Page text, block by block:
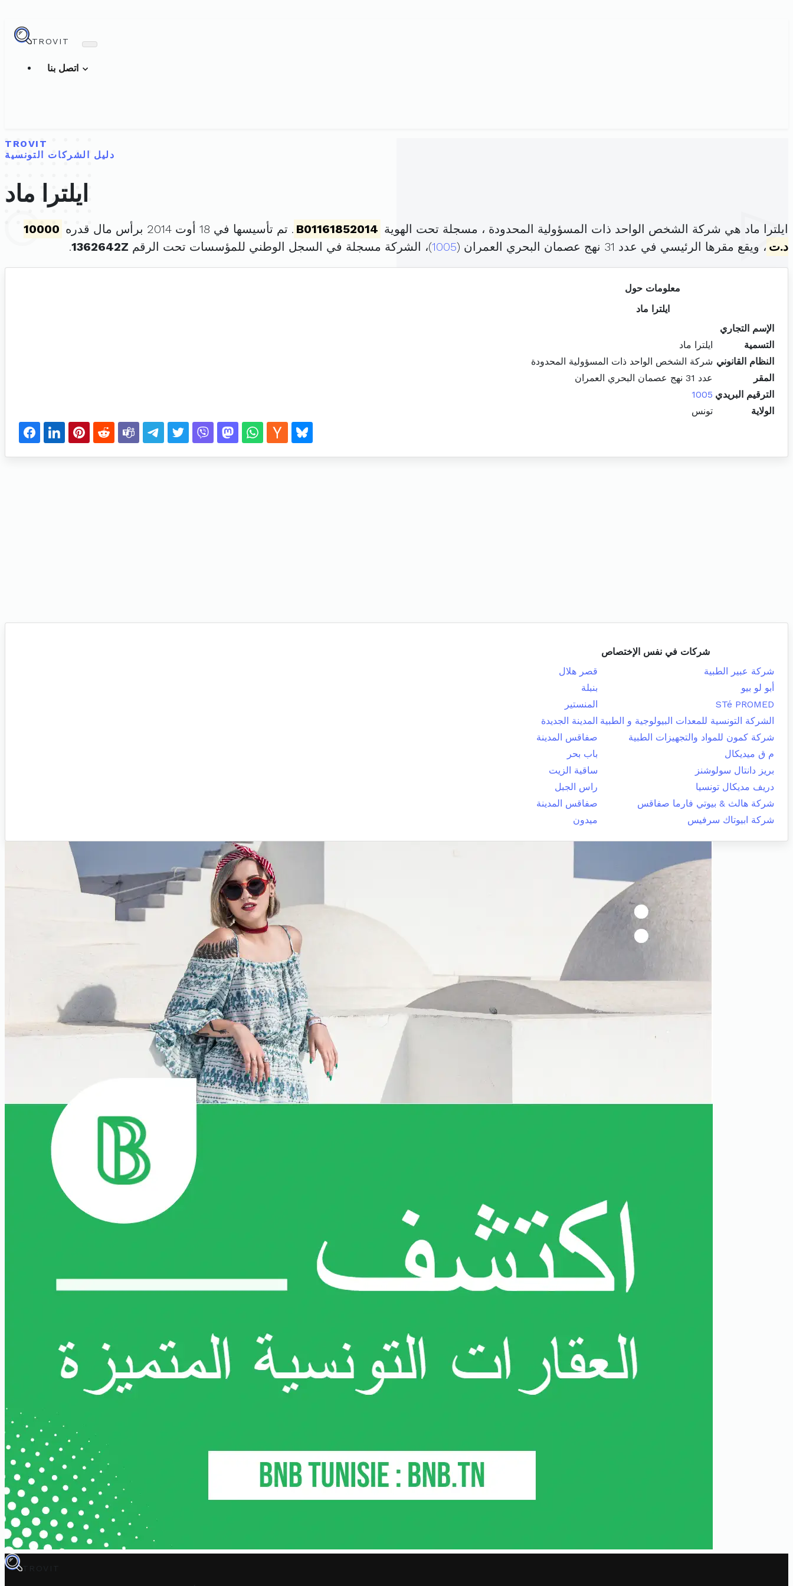
TROVIT
TROVIT
دليل الشركات التونسية
ايلترا ماد
ايلترا ماد هي شركة الشخص الواحد ذات المسؤولية المحدودة ، مسجلة تحت الهوية B01161852014 . تم تأسيسها في 18 أوت 2014 برأس مال قدره
10000
د.ت ، ويقع مقرها الرئيسي في عدد 31 نهج عصمان البحري العمران ( 1005)، الشركة مسجلة في السجل الوطني للمؤسسات تحت الرقم 1362642Z
.
معلومات حول
ايلترا ماد
الإسم التجاري
التسمية
ايلترا ماد
النظام القانوني شركة الشخص الواحد ذات المسؤولية المحدودة
المقر
عدد 31 نهج عصمان البحري العمران
الترقيم البريدي 1005
الولاية
تونس
شركات في نفس الإختصاص
شركة عبير الطبية
قصر هلال
أبو لو بيو
بنبلة
STé PROMED
المنستير
الشركة التونسية للمعدات البيولوجية و الطبية المدينة الجديدة
شركة كمون للمواد والتجهيزات الطبية
صفاقس المدينة
م ق ميديكال
باب بحر
بريز دانتال سولوشنز
ساقية الزيت
دريف مديكال تونسيا
راس الجبل
شركة هالث & بيوتي فارما صفاقس
صفاقس المدينة
شركة ابيوتاك سرفيس
ميدون
TROVIT